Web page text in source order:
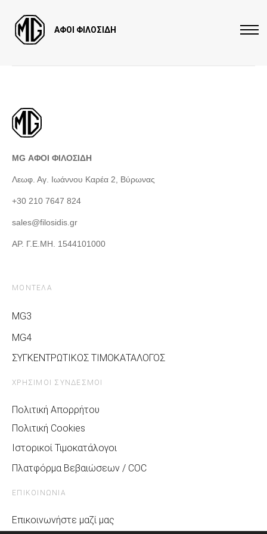
ΑΦΟΙ ΦΙΛΟΣΙΔΗ
MG ΑΦΟΙ ΦΙΛΟΣΙΔΗ
Λεωφ. Αγ. Ιωάννου Καρέα 2, Βύρωνας
+30 210 7647 824
sales@filosidis.gr
ΑΡ. Γ.Ε.ΜΗ. 1544101000
ΜΟΝΤΕΛΑ
MG3
MG4
ΣΥΓΚΕΝΤΡΩΤΙΚΟΣ ΤΙΜΟΚΑΤΑΛΟΓΟΣ
ΧΡΗΣΙΜΟΙ ΣΥΝΔΕΣΜΟΙ
Πολιτική Απορρήτου
Πολιτική Cookies
Ιστορικοί Τιμοκατάλογοι
Πλατφόρμα Βεβαιώσεων / COC
ΕΠΙΚΟΙΝΩΝΙΑ
Επικοινωνήστε μαζί μας